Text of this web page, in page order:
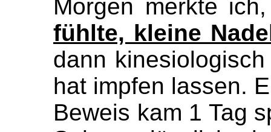
Morgen merkte
fühlte, kleine
dann
hat impfen lassen.
Beweis kam 1 Tag